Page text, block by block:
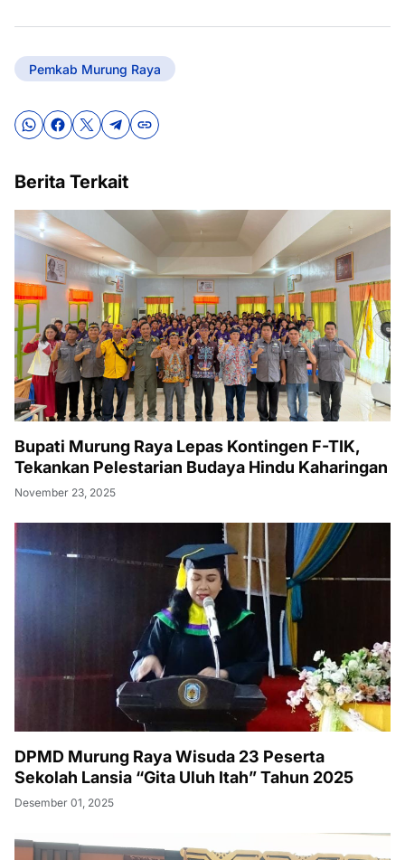
Pemkab Murung Raya
Berita Terkait
Bupati Murung Raya Lepas Kontingen F-TIK,
Tekankan Pelestarian Budaya Hindu Kaharingan
November 23, 2025
DPMD Murung Raya Wisuda 23 Peserta
Sekolah Lansia “Gita Uluh Itah” Tahun 2025
Desember 01, 2025